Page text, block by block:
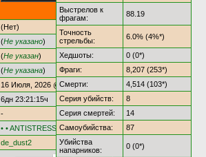
(Нет)
(Не указано)
(Не указан)
(Не указана)
16 Июля, 2026 @ 02:04:01
6дн 23:21:15ч
-
• • ANTISTRESS [†AS18†] • •
de_dust2
Выстрелов к
фрагам:
88.19
Точность
стрельбы:
6.0% (4%*)
Хедшоты:
0 (0*)
Фраги:
8,207 (253*)
Смерти:
4,514 (103*)
Серия убийств:
8
Серия смертей:
14
Самоубийства:
87
Убийства
напарников:
0 (0*)